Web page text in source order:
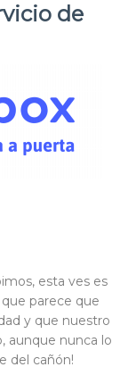
de
esta ves es
parece que
y que nuestro
aunque nunca lo
del cañón!